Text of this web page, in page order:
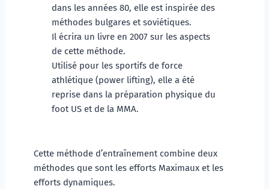
dans les années 80, elle est inspirée des
méthodes bulgares et soviétiques.
Il écrira un livre en 2007 sur les aspects
de cette méthode.
Utilisé pour les sportifs de force
athlétique (power lifting), elle a été
reprise dans la préparation physique du
foot US et de la MMA.
Cette méthode d’entraînement combine deux
méthodes que sont les efforts Maximaux et les
efforts dynamiques.